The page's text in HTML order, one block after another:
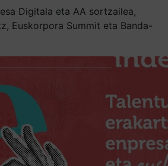
Digitala eta AA sortzailea,
Euskorpora Summit eta Banda-